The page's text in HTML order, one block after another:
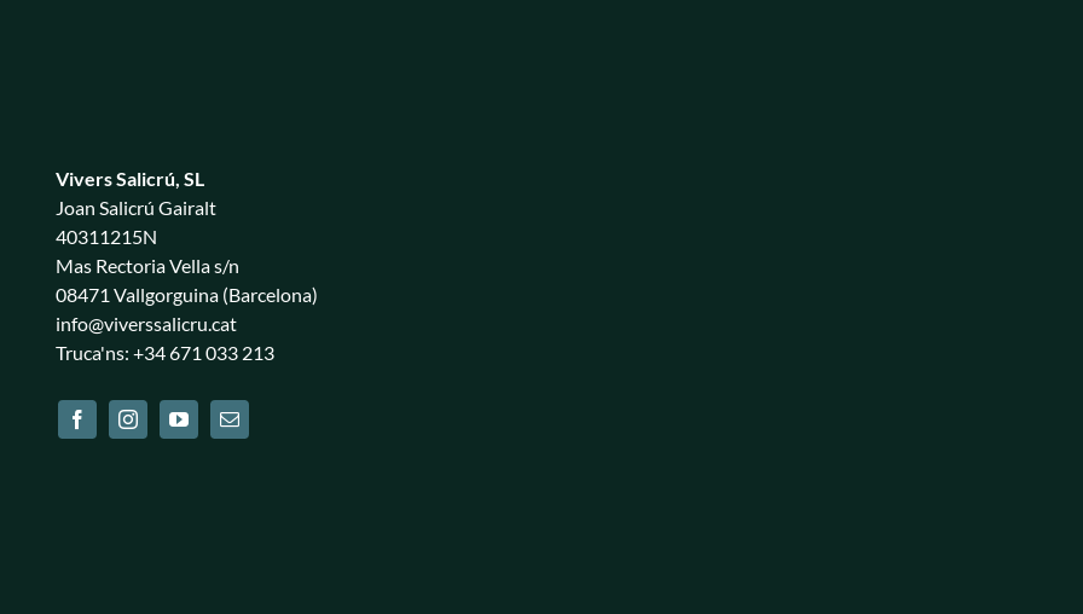
Vivers Salicrú, SL
Joan Salicrú Gairalt
40311215N
Mas Rectoria Vella s/n
08471 Vallgorguina (Barcelona)
info@viverssalicru.cat
Truca'ns: +34 671 033 213